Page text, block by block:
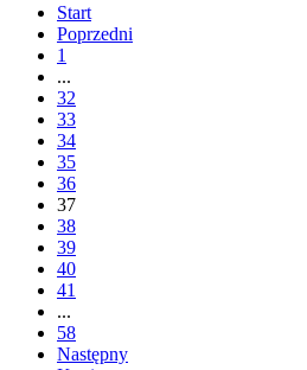
Start
Poprzedni
1
...
32
33
34
35
36
37
38
39
40
41
...
58
Następny